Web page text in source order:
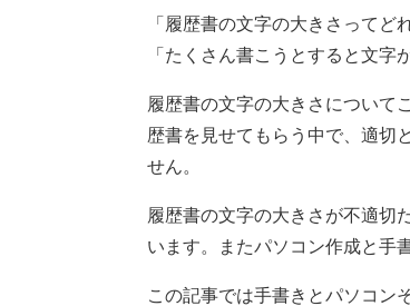
「履歴書の文字の大きさって
「たくさん書こうとすると文字
履歴書の文字の大きさについて
歴書を見せてもらう中で、適切
せん。
履歴書の文字の大きさが不適切
います。またパソコン作成と手
この記事では手書きとパソコン